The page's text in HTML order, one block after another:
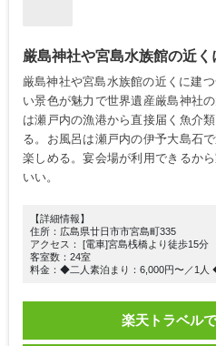
厳島神社や宮島水族館の近く
厳島神社や宮島水族館の近くに建
い景色が魅力で世界遺産厳島神社
は瀬戸内の漁港から直接届く魚介
る。お風呂は瀬戸内の伊予大島石
楽しめる。宴会場が利用できるか
いい。
【詳細情報】
住所：広島県廿日市市宮島町335
アクセス： [電車]宮島桟橋より徒歩15分
客室数：24室
料金：◆二人素泊まり：6,000円〜／1人
楽天トラベル